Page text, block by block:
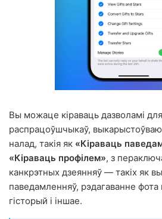
Вы можаце кіраваць дазволамі
распрацоўшчыкаў,
налад, такія як «Кіраваць
«Кіраваць профілем», з
канкрэтных дзеянняў — такіх як
паведамленняў, рэдагаванне
гісторый і іншае.